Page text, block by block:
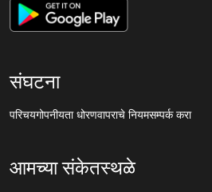
संघटना
परिचयगोपनीयता धोरणवापराचे नियमसम्पर्क करा
आमच्या संकेतस्थळे